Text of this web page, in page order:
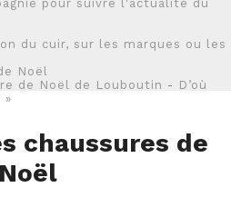
pour suivre l'actualité du
du cuir, sur les marques ou les
Noël
de Noël de Louboutin - D’où
»
chaussures de
Noël